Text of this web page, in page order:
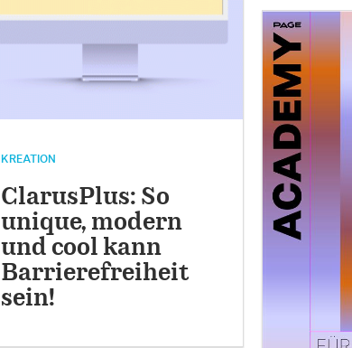
KREATION
ClarusPlus: So
unique, modern
und cool kann
Barrierefreiheit
sein!